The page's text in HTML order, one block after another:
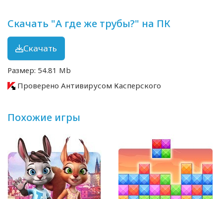
Скачать "А где же трубы?" на ПК
Скачать
Размер: 54.81 Mb
Проверено Антивирусом Касперского
Похожие игры